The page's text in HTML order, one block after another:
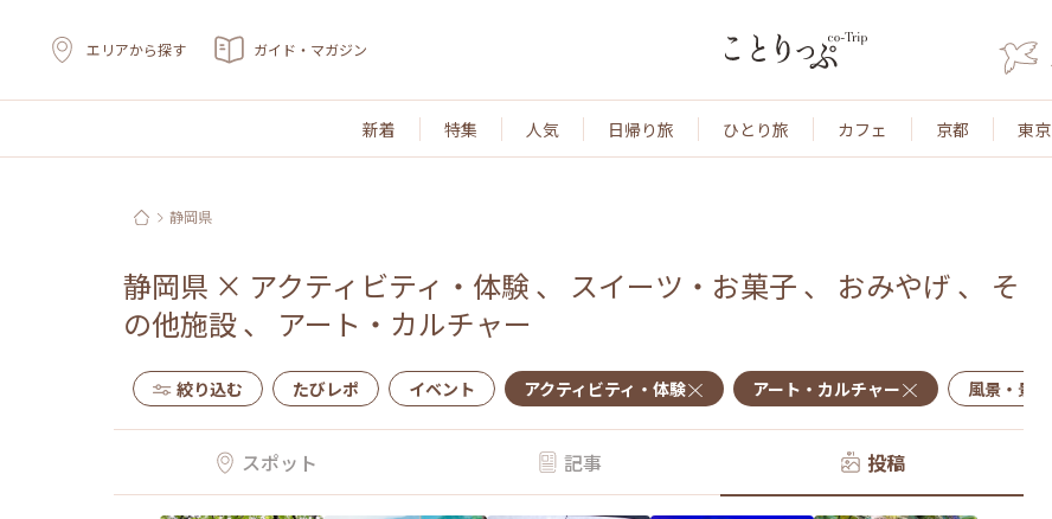
エリアから探す ガイド・マガジン
新着 特集 人気 日帰り旅 ひとり旅 カフェ 京都 東京
静岡県
静岡県 × アクティビティ・体験 、 スイーツ・お菓子 、 おみやげ 、 そ
の他施設、 アート・カルチャー
絞り込む たびレポ イベント アクティビティ・体験 アート・カルチャー 風景・景色
スポット 記事 投稿